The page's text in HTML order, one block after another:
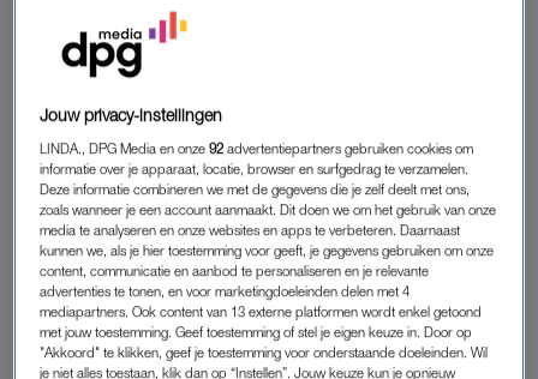
Jouw privacy-instellingen
LINDA., DPG Media en onze92 advertentiepartners gebruiken cookies om
informatie over je apparaat, locatie, browser en surfgedrag te verzamelen.
Deze informatie combineren we met de gegevens die je zelf deelt met ons,
zoals wanneer je een account aanmaakt. Dit doen we om het gebruik van onze
media te analyseren en onze websites en apps te verbeteren. Daarnaast
kunnen we, als je hier toestemming voor geeft, je gegevens gebruiken om onze
content, communicatie en aanbod te personaliseren en je relevante
advertenties te tonen, en voor marketingdoeleinden delen met 4
mediapartners. Ook content van 13 externe platformen wordt enkel getoond
met jouw toestemming. Geef toestemming of stel je eigen keuze in. Door op
"Akkoord" te klikken, geef je toestemming voor onderstaande doeleinden. Wil
je niet alles toestaan, klik dan op “Instellen”. Jouw keuze kun je opnieuw